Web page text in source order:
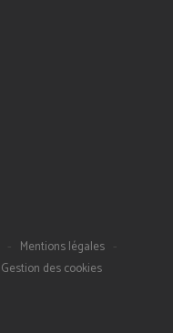
- Mentions légales -
Gestion des cookies